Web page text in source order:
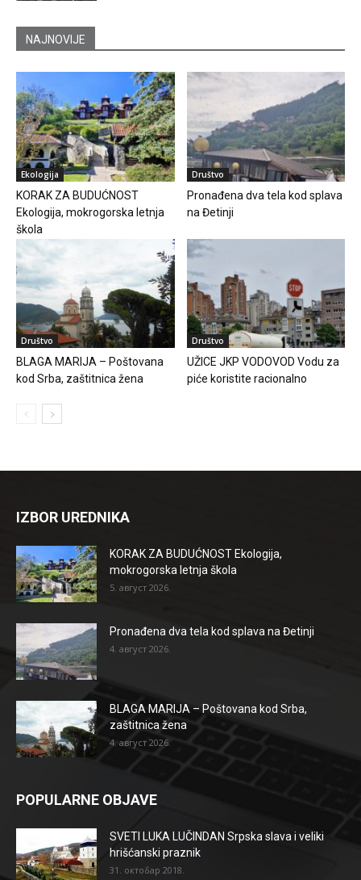
NAJNOVIJE
Ekologija
KORAK ZA BUDUĆNOST
Ekologija, mokrogorska letnja
škola
Društvo
Pronađena dva tela kod splava
na Đetinji
Društvo
BLAGA MARIJA – Poštovana
kod Srba, zaštitnica žena
Društvo
UŽICE JKP VODOVOD Vodu za
piće koristite racionalno
IZBOR UREDNIKA
KORAK ZA BUDUĆNOST Ekologija,
mokrogorska letnja škola
5. август 2026.
Pronađena dva tela kod splava na Đetinji
4. август 2026.
BLAGA MARIJA – Poštovana kod Srba,
zaštitnica žena
4. август 2026.
POPULARNE OBJAVE
SVETI LUKA LUČINDAN Srpska slava i veliki
hrišćanski praznik
31. октобар 2018.